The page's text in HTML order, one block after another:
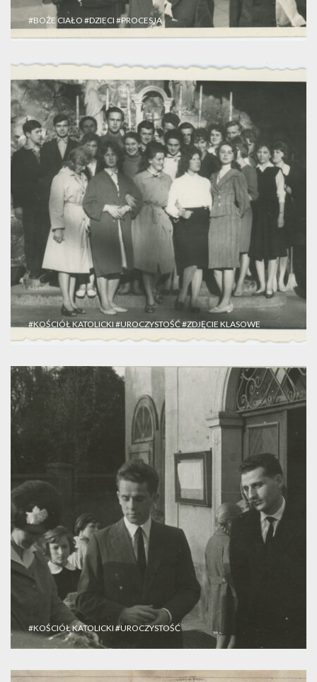
#BOŻE CIAŁO #DZIECI #PROCESJA
#KOŚCIÓŁ KATOLICKI #UROCZYSTOŚĆ#ZDJĘCIE KLASOWE
#KOŚCIÓŁ KATOLICKI #UROCZYSTOŚĆ